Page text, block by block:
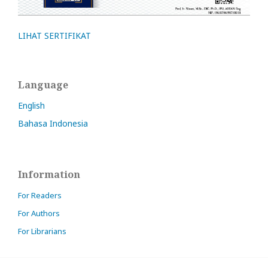
LIHAT SERTIFIKAT
Language
English
Bahasa Indonesia
Information
For Readers
For Authors
For Librarians